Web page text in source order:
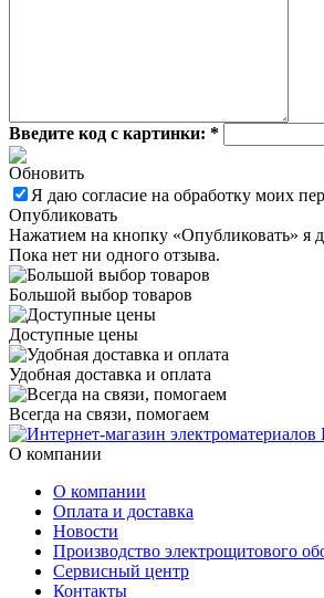
Введите код с картинки: *
Обновить
Я даю согласие на обработку моих
Опубликовать
Нажатием на кнопку «Опубликовать» я
Пока нет ни одного отзыва.
Большой выбор товаров
Доступные цены
Удобная доставка и оплата
Всегда на связи, помогаем
О компании
О компании
Оплата и доставка
Новости
Производство электрощитового
Сервисный центр
Контакты